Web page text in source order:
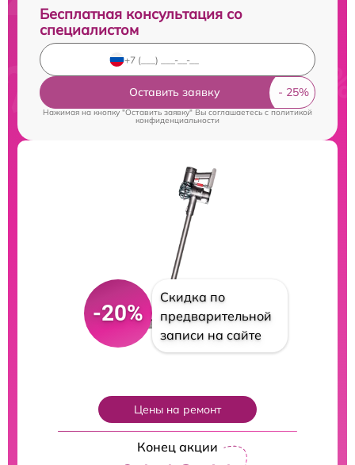
Бесплатная консультация со
специалистом
Оставить заявку
Нажимая на кнопку "Оставить заявку" Вы соглашаетесь cполитикой
конфиденциальности
-20%
Скидка по
предварительной
записи на сайте
Цены на ремонт
Конец акции